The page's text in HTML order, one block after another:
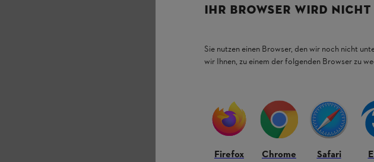
IHR BROWSER WIRD
Sie nutzen einen Browser, den wir noch nicht
wir Ihnen, zu einem der folgenden Browser zu
Firefox Chrome Safari